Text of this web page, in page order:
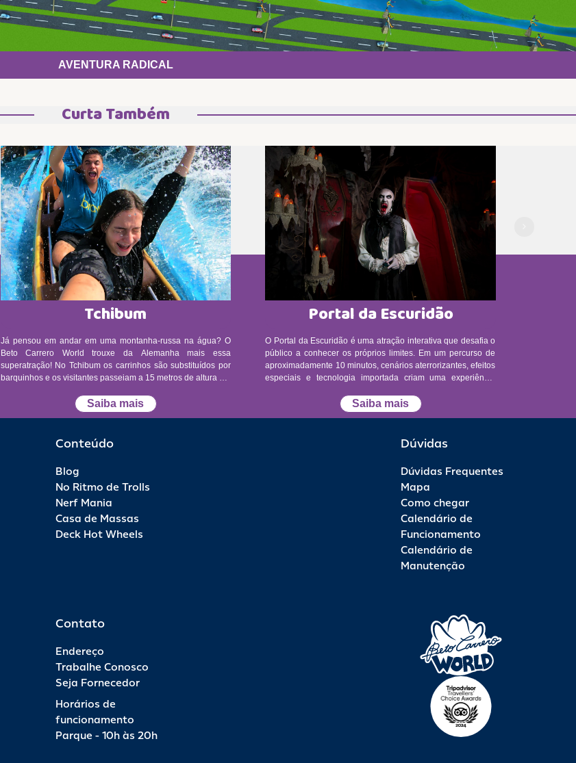
AVENTURA RADICAL
Curta Também
Tchibum
Já pensou em andar em uma montanha-russa na água? O
Beto Carrero World trouxe da Alemanha mais essa
superatração! No Tchibum os carrinhos são substituídos por
barquinhos e os visitantes passeiam a 15 metros de altura até
de altura mínima: 130 cm. Pessoas com altura entre 130 cm e
139 cm só podem utilizar a atração acompanhadas por um
restrição de idade, apenas de altura mínima. Atendimento
funcionamento até que o último visitante tenha se divertido.
Saiba mais
Portal da Escuridão
O Portal da Escuridão é uma atração interativa que desafia o
público a conhecer os próprios limites. Em um percurso de
aproximadamente 10 minutos, cenários aterrorizantes, efeitos
especiais e tecnologia importada criam uma experiência
como Mestre, Drácula, Médico Louco, Possuída e Noiva
podem surgir a qualquer momento, tornando cada visita uma
para entrar nesse mundo sombrio e desconhecido! - A
necessidades especiais, idosos e gestantes têm direito a
atendimento prioritário. Para mais informações, consulte um
Saiba mais
Conteúdo
Blog
No Ritmo de Trolls
Nerf Mania
Casa de Massas
Deck Hot Wheels
Dúvidas
Dúvidas Frequentes
Mapa
Como chegar
Calendário de
Funcionamento
Calendário de
Manutenção
Contato
Endereço
Trabalhe Conosco
Seja Fornecedor
Horários de
funcionamento
Parque - 10h às 20h